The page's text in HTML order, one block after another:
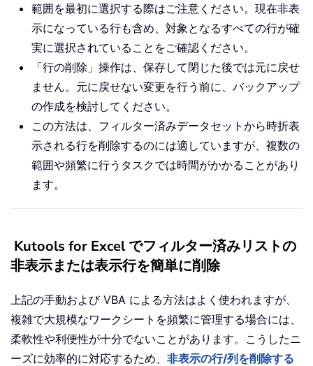
範囲を最初に選択する際はご注意ください。現在非表
示になっている行も含め、対象となるすべての行が確
実に選択されていることをご確認ください。
「行の削除」操作は、保存して閉じた後では元に戻せ
ません。元に戻せない変更を行う前に、バックアップ
の作成を検討してください。
この方法は、フィルター済みデータセットから時折表
示される行を削除するのには適していますが、複数の
範囲や頻繁に行うタスクでは時間がかかることがあり
ます。
Kutools for Excel でフィルター済みリストの
非表示または表示行を簡単に削除
上記の手動および VBA による方法はよく使われますが、
複雑で大規模なワークシートを頻繁に管理する場合には、
柔軟性や利便性が十分でないことがあります。こうしたニ
ーズに効率的に対応するため、 非表示の行/列を削除する